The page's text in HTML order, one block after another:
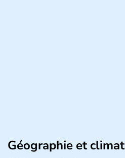
Géographie et climat